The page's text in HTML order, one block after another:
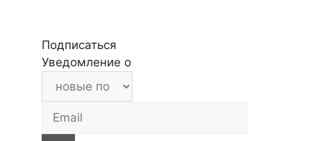
Подписаться
Уведомление о